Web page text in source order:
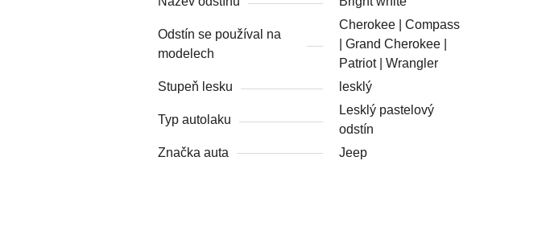
Odstín se používal na
modelech
Cherokee | Compass
| Grand Cherokee |
Patriot | Wrangler
Stupeň lesku
lesklý
Typ autolaku
Lesklý pastelový
odstín
Značka auta
Jeep